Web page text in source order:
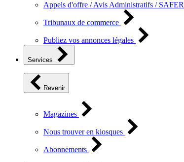
Appels d'offre / Avis Administratifs / SAFER
Tribunaux de commerce
Publiez vos annonces légales
Services
Revenir
Magazines
Nous trouver en kiosques
Abonnements